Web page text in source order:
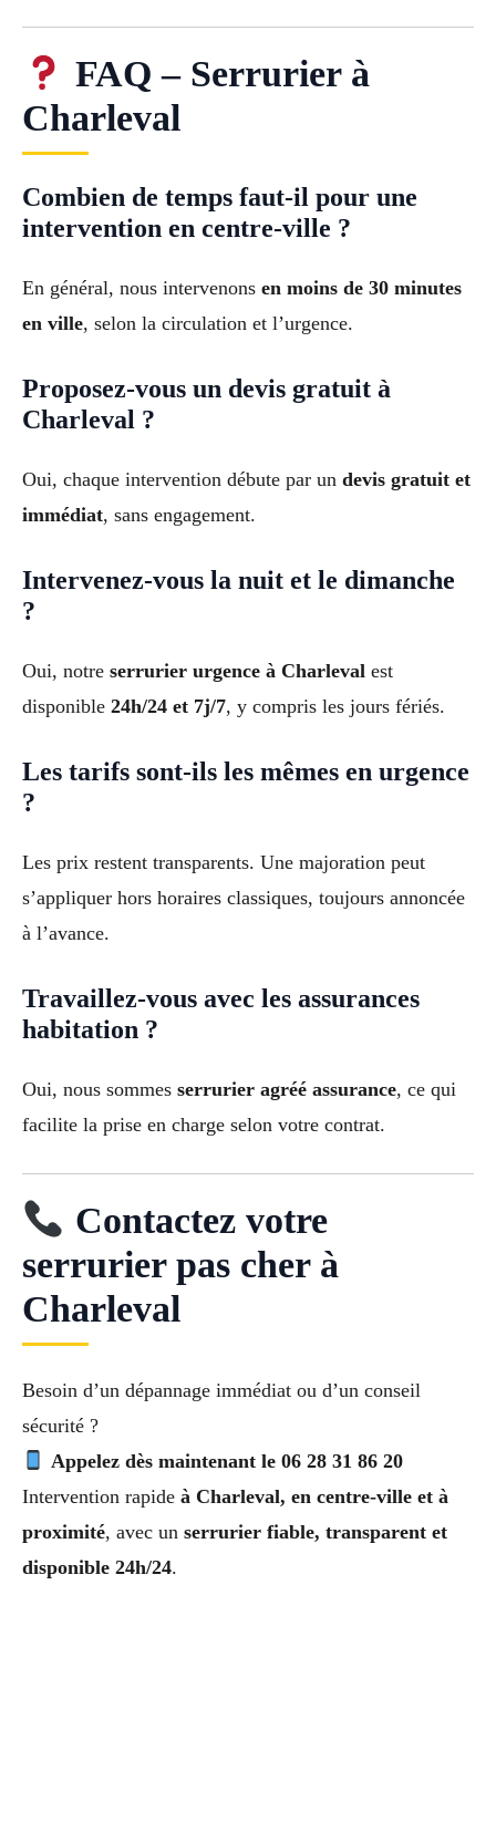
FAQ – Serrurier à
Charleval
Combien de temps faut-il pour une
intervention en centre-ville ?
En général, nous intervenons en moins de 30 minutes
en ville, selon la circulation et l’urgence.
Proposez-vous un devis gratuit à
Charleval ?
Oui, chaque intervention débute par un devis gratuit et
immédiat, sans engagement.
Intervenez-vous la nuit et le dimanche
?
Oui, notre serrurier urgence à Charleval est
disponible 24h/24 et 7j/7, y compris les jours fériés.
Les tarifs sont-ils les mêmes en urgence
?
Les prix restent transparents. Une majoration peut
s’appliquer hors horaires classiques, toujours annoncée
à l’avance.
Travaillez-vous avec les assurances
habitation ?
Oui, nous sommes serrurier agréé assurance, ce qui
facilite la prise en charge selon votre contrat.
Contactez votre
serrurier pas cher à
Charleval
Besoin d’un dépannage immédiat ou d’un conseil
sécurité ?
Appelez dès maintenant le 06 28 31 86 20
Intervention rapide à Charleval, en centre-ville et à
proximité, avec un serrurier fiable, transparent et
disponible 24h/24.